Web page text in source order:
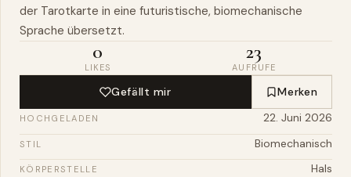
der Tarotkarte in eine futuristische, biomechanische
Sprache übersetzt.
0
LIKES
23
AUFRUFE
Gefällt mir Merken
HOCHGELADEN 22. Juni 2026
STIL Biomechanisch
KÖRPERSTELLE Hals